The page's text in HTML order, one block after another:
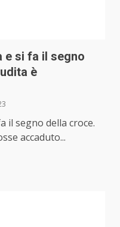
e si fa il segno
è
il segno della croce.
accaduto...